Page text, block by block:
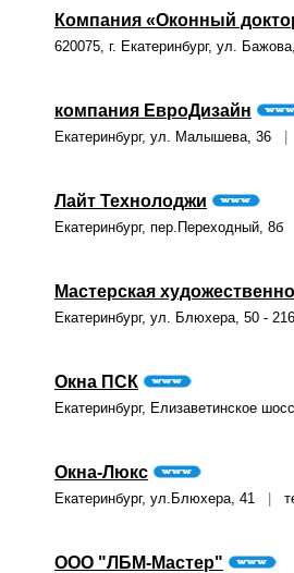
Компания «Оконный
620075, г. Екатеринбург, ул.
компания ЕвроДизайн
Екатеринбург, ул. Малышева, 36
Лайт Технолоджи
Екатеринбург, пер.Переходный, 8б
Мастерская
Екатеринбург, ул. Блюхера, 50 -
Окна ПСК
Екатеринбург, Елизаветинское
Окна-Люкс
Екатеринбург, ул.Блюхера, 41
ООО "ЛБМ-Мастер"